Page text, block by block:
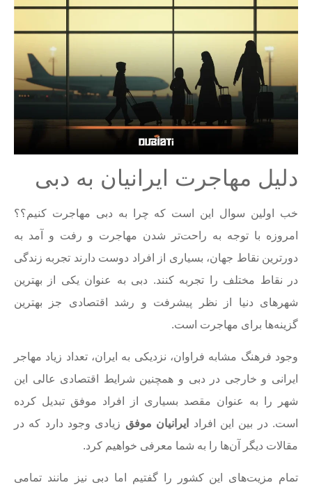
دلیل مهاجرت ایرانیان به دبی
خب اولین سوال این است که چرا به دبی مهاجرت کنیم؟؟
امروزه با توجه به راحت‌تر شدن مهاجرت و رفت و آمد به
دورترین نقاط جهان، بسیاری از افراد دوست دارند تجربه زندگی
در نقاط مختلف را تجربه کنند. دبی به عنوان یکی از بهترین
شهر‌های دنیا از نظر پیشرفت و رشد اقتصادی جز بهترین
گزینه‌ها برای مهاجرت است.
وجود فرهنگ مشابه فراوان، نزدیکی به ایران، تعداد زیاد مهاجر
ایرانی و خارجی در دبی و همچنین شرایط اقتصادی عالی این
شهر را به عنوان مقصد بسیاری از افراد موفق تبدیل کرده
است. در بین این افراد
ایرانیان موفق زیادی وجود دارد که در
مقالات دیگر آن‌ها را به شما معرفی خواهیم کرد.
تمام مزیت‌های این کشور را گفتیم اما دبی نیز مانند تمامی